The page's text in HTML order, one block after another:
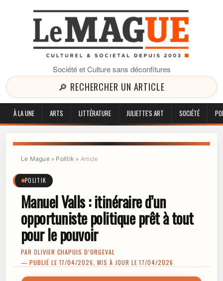
Société et Culture sans déconfitures
🔎 RECHERCHER UN ARTICLE
À LA UNE ARTS LITTÉRATURE JULIETTE'S ART SOCIÉTÉ
Le Mague» Politik » Article
POLITIK
Manuel Valls : itinéraire d’un
opportuniste politique prêt à tout
pour le pouvoir
PAR OLIVIER CHAPUIS D’ORGEVAL
— PUBLIÉ LE 17/04/2026, MIS À JOUR LE 17/04/2026